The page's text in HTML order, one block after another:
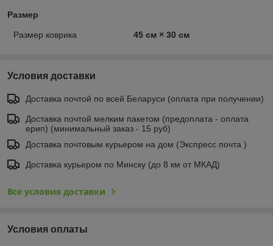
Размер
Размер коврика 45 см × 30 см
Условия доставки
Доставка почтой по всей Беларуси (оплата при получении)
Доставка почтой мелким пакетом (предоплата - оплата
ерип) (минимальный заказ - 15 руб)
Доставка почтовым курьером на дом (Экспресс почта )
Доставка курьером по Минску (до 8 км от МКАД)
Все условия доставки
Условия оплаты